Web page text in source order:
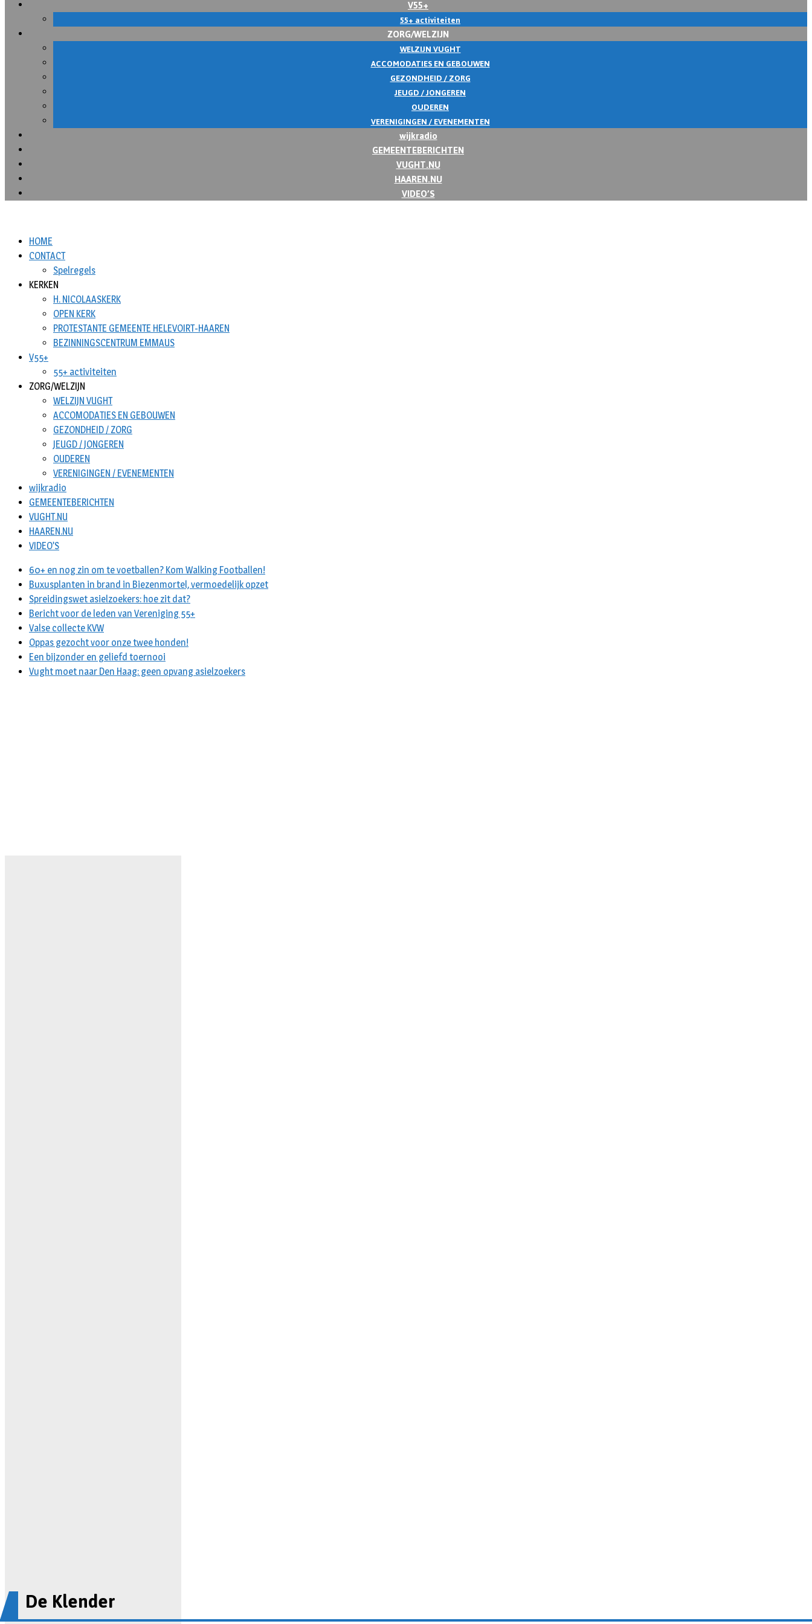
V55+
55+ activiteiten
ZORG/WELZIJN
WELZIJN VUGHT
ACCOMODATIES EN GEBOUWEN
GEZONDHEID / ZORG
JEUGD / JONGEREN
OUDEREN
VERENIGINGEN / EVENEMENTEN
wijkradio
GEMEENTEBERICHTEN
VUGHT.NU
HAAREN.NU
VIDEO’S
HOME
CONTACT
Spelregels
KERKEN
H. NICOLAASKERK
OPEN KERK
PROTESTANTE GEMEENTE HELEVOIRT-HAAREN
BEZINNINGSCENTRUM EMMAUS
V55+
55+ activiteiten
ZORG/WELZIJN
WELZIJN VUGHT
ACCOMODATIES EN GEBOUWEN
GEZONDHEID / ZORG
JEUGD / JONGEREN
OUDEREN
VERENIGINGEN / EVENEMENTEN
wijkradio
GEMEENTEBERICHTEN
VUGHT.NU
HAAREN.NU
VIDEO’S
60+ en nog zin om te voetballen? Kom Walking Footballen!
Buxusplanten in brand in Biezenmortel, vermoedelijk opzet
Spreidingswet asielzoekers: hoe zit dat?
Bericht voor de leden van Vereniging 55+
Valse collecte KVW
Oppas gezocht voor onze twee honden!
Een bijzonder en geliefd toernooi
Vught moet naar Den Haag: geen opvang asielzoekers
De Klender